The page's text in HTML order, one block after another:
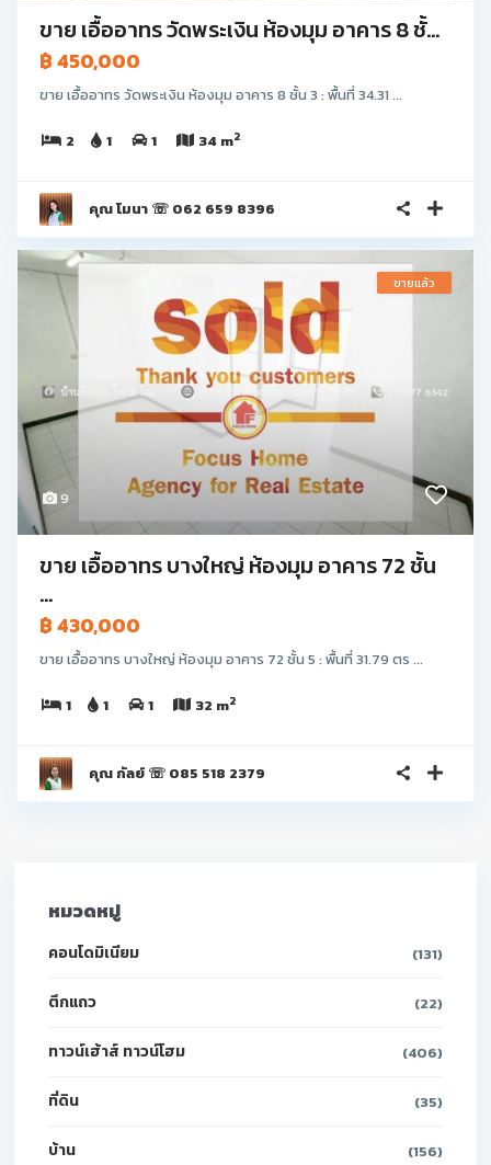
ขาย เอื้ออาทร วัดพระเงิน ห้องมุม อาคาร 8 ชั้...
฿ 450,000
ขาย เอื้ออาทร วัดพระเงิน ห้องมุม อาคาร 8 ชั้น 3 : พื้นที่ 34.31 ...
2 1 1 34 m2
คุณ โมนา ☏ 062 659 8396
9
ขายแล้ว
ขาย เอื้ออาทร บางใหญ่ ห้องมุม อาคาร 72 ชั้น
...
฿ 430,000
ขาย เอื้ออาทร บางใหญ่ ห้องมุม อาคาร 72 ชั้น 5 : พื้นที่ 31.79 ตร ...
1 1 1 32 m2
คุณ กัลย์ ☏ 085 518 2379
หมวดหมู่
คอนโดมิเนียม (131)
ตึกแถว (22)
ทาวน์เฮ้าส์ ทาวน์โฮม (406)
ที่ดิน (35)
บ้าน (156)